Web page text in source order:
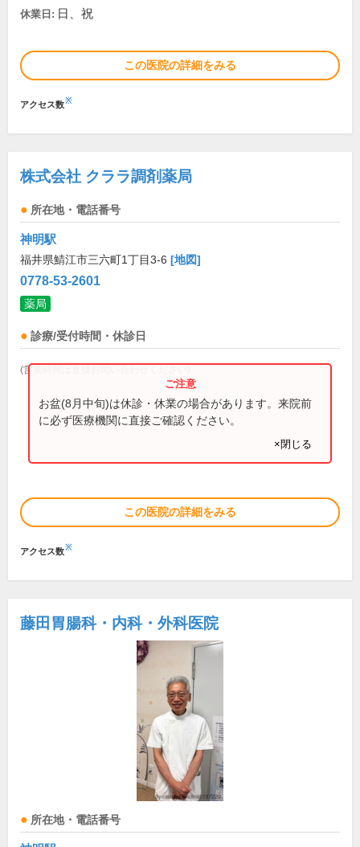
休業日: 日、祝
この医院の詳細をみる
アクセス数※
株式会社 クララ調剤薬局
所在地・電話番号
神明駅
福井県鯖江市三六町1丁目3-6 [地図]
0778-53-2601
薬局
診療/受付時間・休診日
(営業時間は直接お問い合わせください)
お盆(8月中旬)は休診・休業の場合があります。来院前
に必ず医療機関に直接ご確認ください。
×閉じる
この医院の詳細をみる
アクセス数※
藤田胃腸科・内科・外科医院
所在地・電話番号